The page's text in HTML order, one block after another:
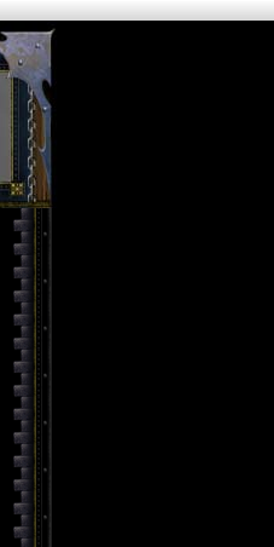
!! Plus d'infos dans le menu Options.